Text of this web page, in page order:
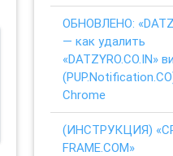
ОБНОВЛЕНО:
— как удалить
«DATZYRO.CO.IN»
Chrome
(ИНСТРУКЦИЯ)
FRAME.COM»